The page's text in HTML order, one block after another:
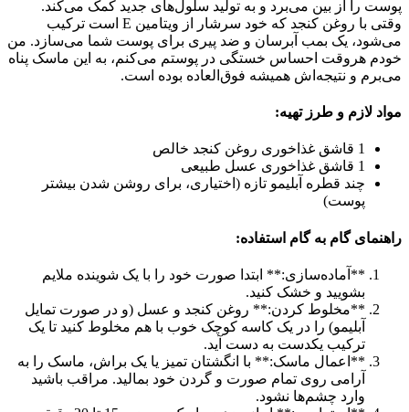
پوست را از بین می‌برد و به تولید سلول‌های جدید کمک می‌کند.
وقتی با روغن کنجد که خود سرشار از ویتامین E است ترکیب
می‌شود، یک بمب آبرسان و ضد پیری برای پوست شما می‌سازد. من
خودم هروقت احساس خستگی در پوستم می‌کنم، به این ماسک پناه
می‌برم و نتیجه‌اش همیشه فوق‌العاده بوده است.
مواد لازم و طرز تهیه:
1 قاشق غذاخوری روغن کنجد خالص
1 قاشق غذاخوری عسل طبیعی
چند قطره آبلیمو تازه (اختیاری، برای روشن شدن بیشتر
پوست)
راهنمای گام به گام استفاده:
**آماده‌سازی:** ابتدا صورت خود را با یک شوینده ملایم
بشویید و خشک کنید.
**مخلوط کردن:** روغن کنجد و عسل (و در صورت تمایل
آبلیمو) را در یک کاسه کوچک خوب با هم مخلوط کنید تا یک
ترکیب یکدست به دست آید.
**اعمال ماسک:** با انگشتان تمیز یا یک براش، ماسک را به
آرامی روی تمام صورت و گردن خود بمالید. مراقب باشید
وارد چشم‌ها نشود.